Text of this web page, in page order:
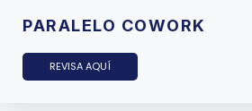
PARALELO COWORK
REVISA AQUÍ